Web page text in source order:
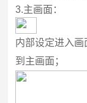
3.主画面：
内部设定进入
到主画面；